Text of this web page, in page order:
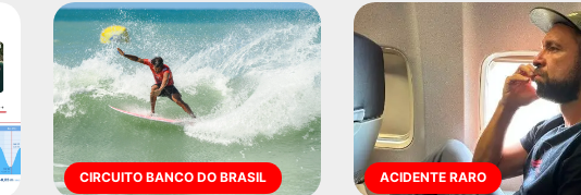
CIRCUITO BANCO DO BRASIL ACIDENTE RARO